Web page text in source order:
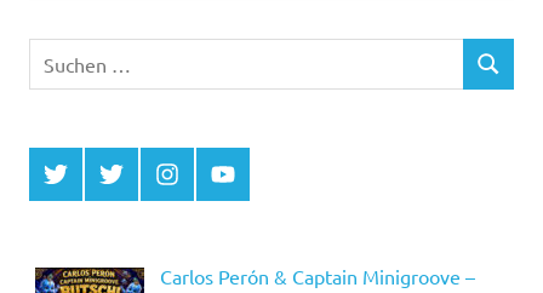
nach:
SUCHEN
Twitter
MCDP
Twitter
Musicradiostation
InstagramYouTube
Carlos Perón & Captain Minigroove –